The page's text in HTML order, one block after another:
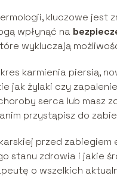
kluczowe jest
wpłynąć na
wykluczają
karmienia piersią,
jak żylaki czy
serca lub masz
przystąpisz do
przed zabiegiem
stanu zdrowia i jakie
o wszelkich